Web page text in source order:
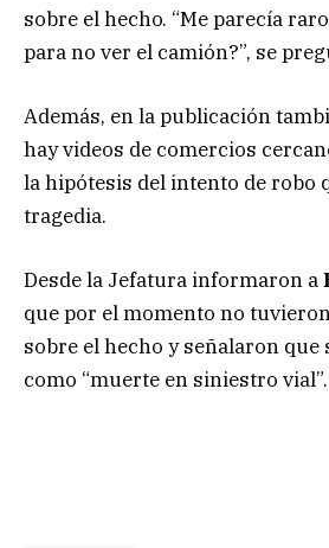
sobre el hecho. “Me parecía
para no ver el camión?”, se
Además, en la publicación
hay videos de comercios
la hipótesis del intento de robo
tragedia.
Desde la Jefatura informaron a
que por el momento no
sobre el hecho y señalaron que
como “muerte en siniestro vial”.